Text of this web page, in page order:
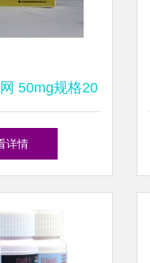
50mg规格20
应、采购与批
详情